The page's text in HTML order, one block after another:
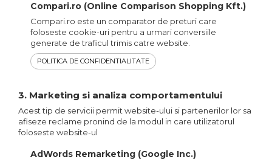
Compari.ro (Online Comparison Shopping Kft.)
Compari.ro este un comparator de preturi care
foloseste cookie-uri pentru a urmari conversiile
generate de traficul trimis catre website.
POLITICA DE CONFIDENTIALITATE
3. Marketing si analiza comportamentului
Acest tip de servicii permit website-ului si partenerilor lor sa
afiseze reclame pronind de la modul in care utilizatorul
foloseste website-ul
AdWords Remarketing (Google Inc.)